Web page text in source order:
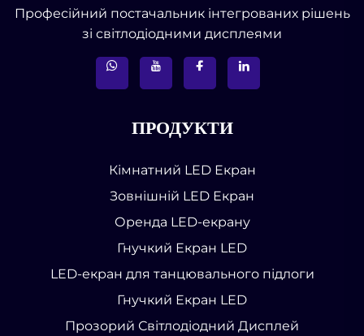
Професійний постачальник інтегрованих рішень
зі світлодіодними дисплеями
ПРОДУКТИ
Кімнатний LED Екран
Зовнішній LED Екран
Оренда LED-екрану
Гнучкий Екран LED
LED-екран для танцювального підлоги
Гнучкий Екран LED
Прозорий Світлодіодний Дисплей